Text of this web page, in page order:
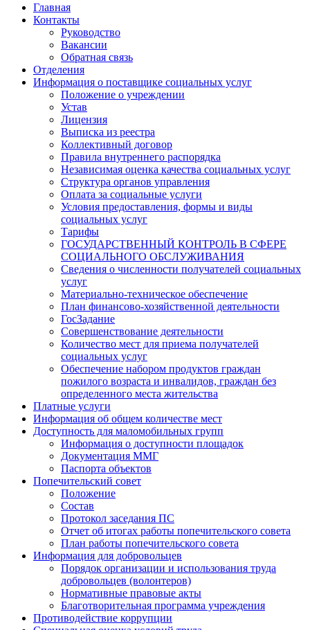
Главная
Контакты
Руководство
Вакансии
Обратная связь
Отделения
Информация о поставщике социальных услуг
Положение о учреждении
Устав
Лицензия
Выписка из реестра
Коллективный договор
Правила внутреннего распорядка
Независимая оценка качества социальных услуг
Структура органов управления
Оплата за социальные услуги
Условия предоставления, формы и виды
социальных услуг
Тарифы
ГОСУДАРСТВЕННЫЙ КОНТРОЛЬ В СФЕРЕ
СОЦИАЛЬНОГО ОБСЛУЖИВАНИЯ
Сведения о численности получателей социальных
услуг
Материально-техническое обеспечение
План финансово-хозяйственной деятельности
ГосЗадание
Совершенствование деятельности
Количество мест для приема получателей
социальных услуг
Обеспечение набором продуктов граждан
пожилого возраста и инвалидов, граждан без
определенного места жительства
Платные услуги
Информация об общем количестве мест
Доступность для маломобильных групп
Информация о доступности площадок
Документация ММГ
Паспорта объектов
Попечительский совет
Положение
Состав
Протокол заседания ПС
Отчет об итогах работы попечительского совета
План работы попечительского совета
Информация для добровольцев
Порядок организации и использования труда
добровольцев (волонтеров)
Нормативные правовые акты
Благотворительная программа учреждения
Противодействие коррупции